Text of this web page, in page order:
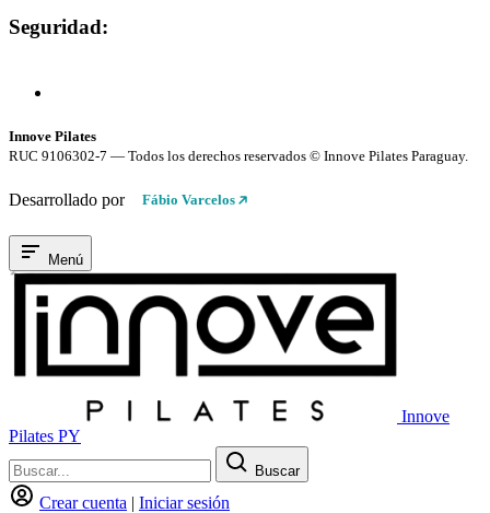
Seguridad:
Innove Pilates
RUC 9106302-7 — Todos los derechos reservados © Innove Pilates Paraguay.
Desarrollado por Fábio Varcelos
Menú
Innove
Pilates PY
Buscar
Crear cuenta | Iniciar sesión